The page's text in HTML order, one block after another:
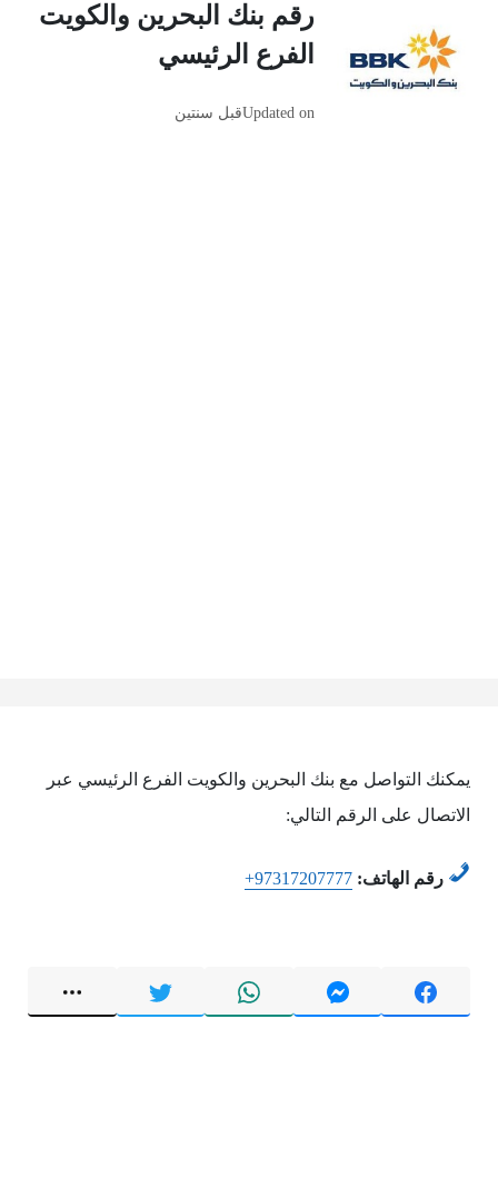
رقم بنك البحرين والكويت
الفرع الرئيسي
Updated onقبل سنتين
يمكنك التواصل مع بنك البحرين والكويت الفرع الرئيسي عبر
الاتصال على الرقم التالي:
رقم الهاتف: +97317207777